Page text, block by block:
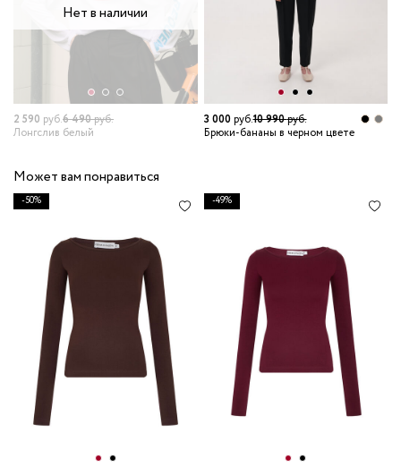
Нет в наличии
2 590 руб.6 490руб.
Лонгслив белый
3 000руб.10 990руб.
Брюки-бананы в черном цвете
Может вам понравиться
-50% -49%